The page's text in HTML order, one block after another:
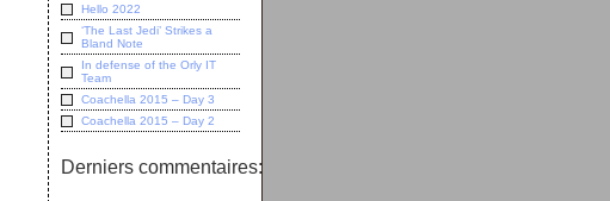
Hello 2022
‘The Last Jedi’ Strikes a
Bland Note
In defense of the Orly IT
Team
Coachella 2015 – Day 3
Coachella 2015 – Day 2
Derniers commentaires: